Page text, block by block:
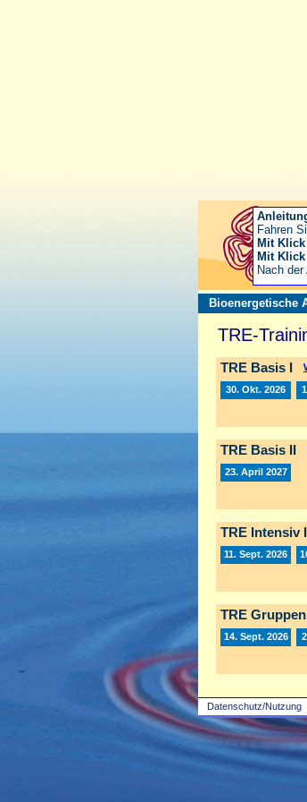
Datenschutz/Nutzung
Bioenergetische
TRE-
TRE Basis I
30. Okt. 2026
TRE Basis II
23. April 2027
TRE Intensiv
11. Sept. 2026
TRE
14. Sept. 2026
Fahren
Mit Klick
Mit Klick
Nach